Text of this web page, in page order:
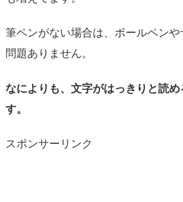
筆ペンがない場合は、ボールペンや
問題ありません。
なによりも、文字がはっきりと読
す。
スポンサーリンク